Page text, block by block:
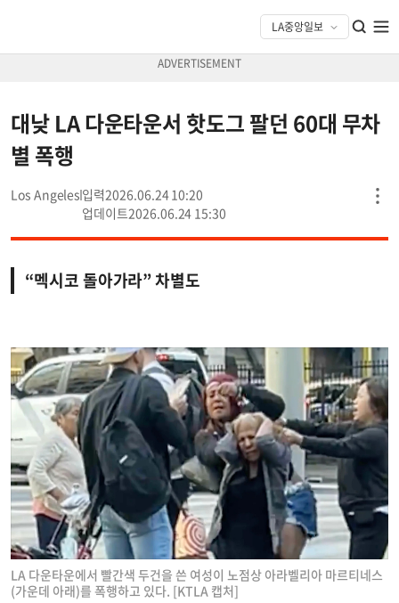
대낮 LA 다운타운서 핫도그 팔던 60대 무차
별 폭행
Los Angeles
2026.06.24 10:20
2026.06.24 15:30
“멕시코 돌아가라” 차별도
LA 다운타운에서 빨간색 두건을 쓴 여성이 노점상 아라벨리아 마르티네스
(가운데 아래)를 폭행하고 있다. [KTLA 캡처]